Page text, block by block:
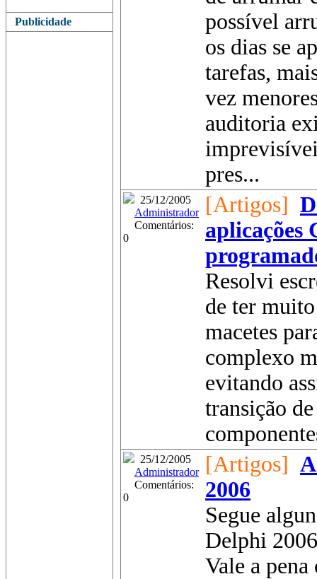
Publicidade
possí­vel
os dias se
tarefas,
vez
auditoria
pres...
25/12/2005
Administrador
Comentários:
0
[Artigos]
aplicações
Resolvi
de ter
macetes
complexo
evitando
transição
25/12/2005
Administrador
Comentários:
0
[Artigos]
2006
Segue
Delphi
Vale a